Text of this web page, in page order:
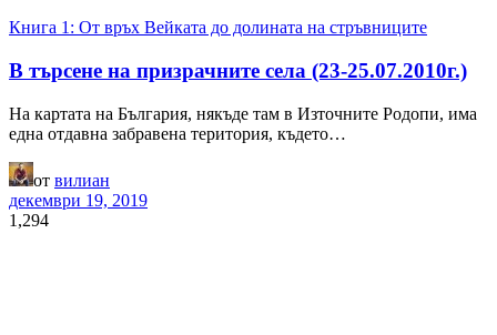
Книга 1: От връх Вейката до долината на стръвниците
В търсене на призрачните села (23-25.07.2010г.)
На картата на България, някъде там в Източните Родопи, има
една отдавна забравена територия, където…
от вилиан
декември 19, 2019
1,294